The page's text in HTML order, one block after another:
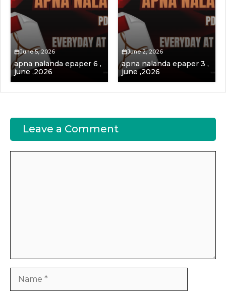
June 5, 2026
apna nalanda epaper 6 ,
june ,2026
June 2, 2026
apna nalanda epaper 3 ,
june ,2026
Leave a Comment